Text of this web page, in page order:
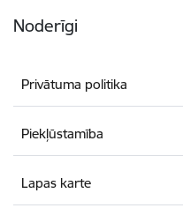
Noderīgi
Privātuma politika
Piekļūstamība
Lapas karte